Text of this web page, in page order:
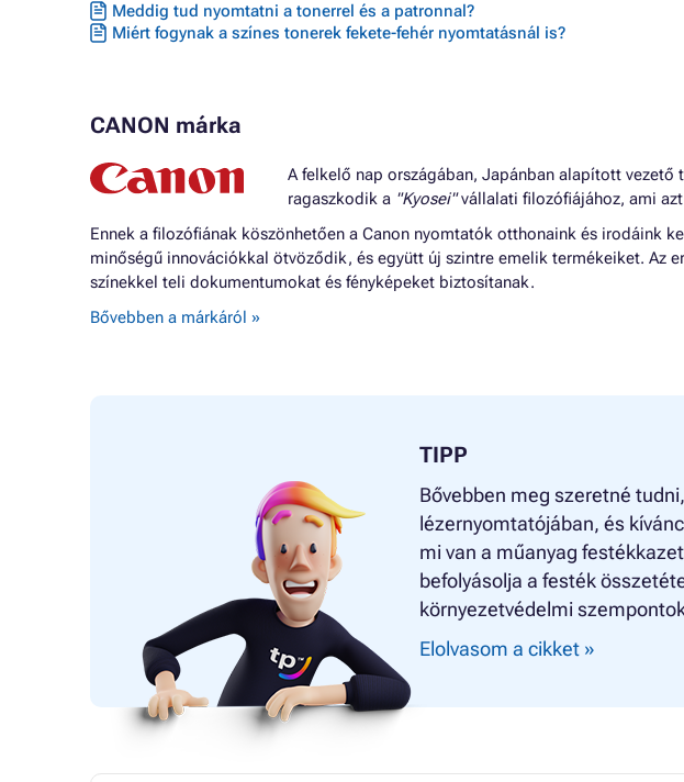
Meddig tud nyomtatni a tonerrel és a patronnal?
Miért fogynak a színes tonerek fekete-fehér nyomtatásnál is?
CANON márka
A felkelő nap országában, Japánban alapított
ragaszkodik a "Kyosei"vállalati filozófiájához, ami
Ennek a filozófiának köszönhetően a Canon nyomtatók otthonaink és irodáink
minőségű innovációkkal ötvöződik, és együtt új szintre emelik termékeiket. Az
színekkel teli dokumentumokat és fényképeket biztosítanak.
Bővebben a márkáról »
TIPP
Bővebben meg szeretné
lézernyomtatójában, és
mi van a műanyag
befolyásolja a festék
környezetvédelmi
Elolvasom a cikket »